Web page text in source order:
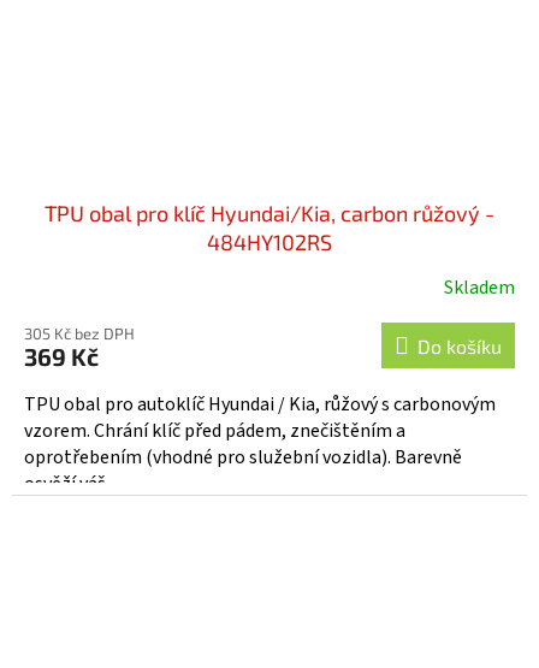
TPU obal pro klíč Hyundai/Kia, carbon růžový -
484HY102RS
Skladem
305 Kč bez DPH
369 Kč Do košíku
TPU obal pro autoklíč Hyundai / Kia, růžový s carbonovým
vzorem. Chrání klíč před pádem, znečištěním a
oprotřebením (vhodné pro služební vozidla). Barevně
osvěží váš...